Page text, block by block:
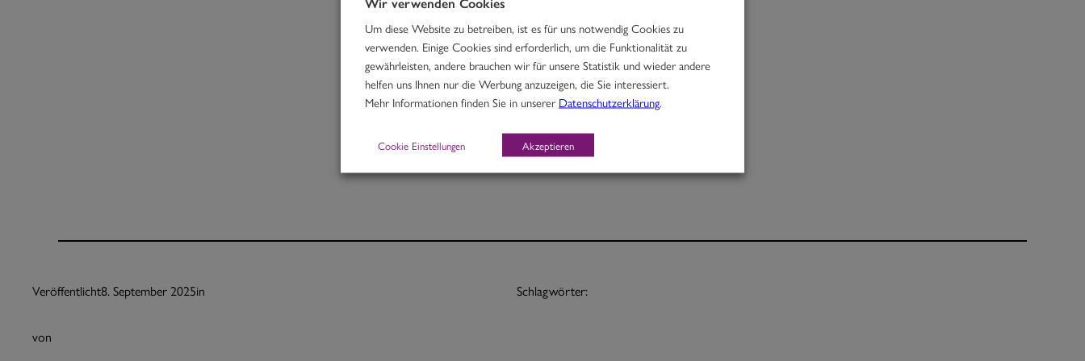
Rindfleisch in würzigem Madrascurry mit Süßkartoffeln
M, O
Portion 12,70
Veröffentlicht8. September 2025in
von
Schlagwörter:
Um diese Website zu betreiben, ist es für uns notwendig Cookies zu
verwenden. Einige Cookies sind erforderlich, um die Funktionalität zu
gewährleisten, andere brauchen wir für unsere Statistik und wieder andere
helfen uns Ihnen nur die Werbung anzuzeigen, die Sie interessiert.
Mehr Informationen finden Sie in unsererDatenschutzerklärung
Cookie Einstellungen Akzeptieren